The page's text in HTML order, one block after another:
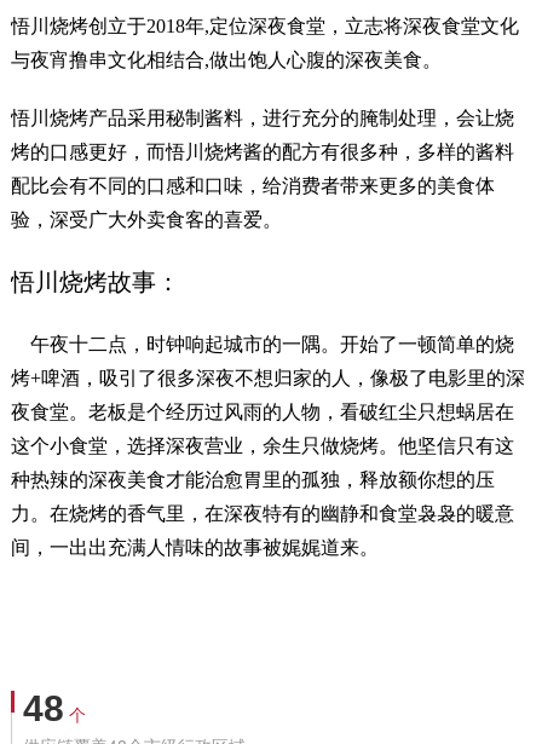
悟川烧烤创立于2018年,定位深夜食堂，立志将深夜食堂文化
与夜宵撸串文化相结合,做出饱人心腹的深夜美食。
悟川烧烤产品采用秘制酱料，进行充分的腌制处理，会让烧
烤的口感更好，而悟川烧烤酱的配方有很多种，多样的酱料
配比会有不同的口感和口味，给消费者带来更多的美食体
验，深受广大外卖食客的喜爱。
悟川烧烤故事：
午夜十二点，时钟响起城市的一隅。开始了一顿简单的烧
烤+啤酒，吸引了很多深夜不想归家的人，像极了电影里的深
夜食堂。老板是个经历过风雨的人物，看破红尘只想蜗居在
这个小食堂，选择深夜营业，余生只做烧烤。他坚信只有这
种热辣的深夜美食才能治愈胃里的孤独，释放额你想的压
力。在烧烤的香气里，在深夜特有的幽静和食堂袅袅的暖意
间，一出出充满人情味的故事被娓娓道来。
48 个